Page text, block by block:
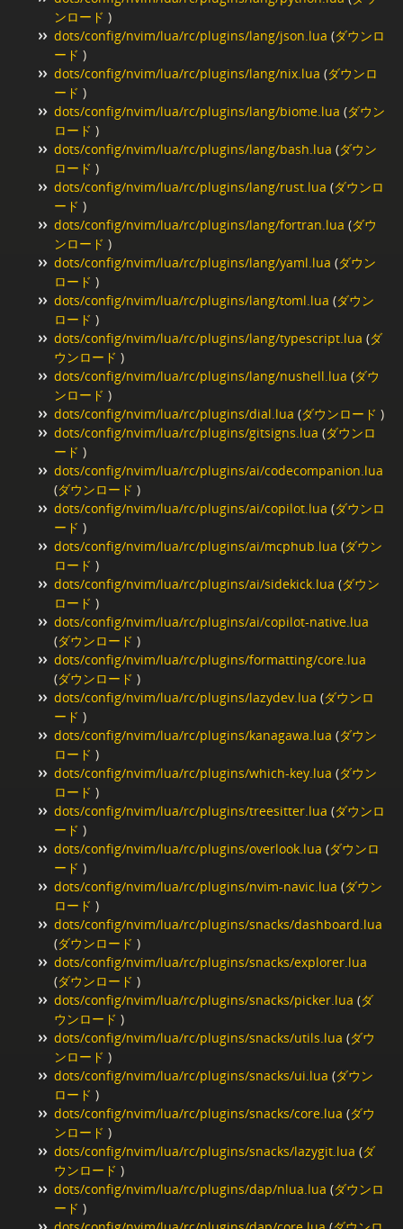
ンロード )
dots/config/nvim/lua/rc/plugins/lang/json.lua (ダウンロ
ード )
dots/config/nvim/lua/rc/plugins/lang/nix.lua (ダウンロ
ード )
dots/config/nvim/lua/rc/plugins/lang/biome.lua (ダウン
ロード )
dots/config/nvim/lua/rc/plugins/lang/bash.lua (ダウン
ロード )
dots/config/nvim/lua/rc/plugins/lang/rust.lua (ダウンロ
ード )
dots/config/nvim/lua/rc/plugins/lang/fortran.lua (ダウ
ンロード )
dots/config/nvim/lua/rc/plugins/lang/yaml.lua (ダウン
ロード )
dots/config/nvim/lua/rc/plugins/lang/toml.lua (ダウン
ロード )
dots/config/nvim/lua/rc/plugins/lang/typescript.lua (ダ
ウンロード )
dots/config/nvim/lua/rc/plugins/lang/nushell.lua (ダウ
ンロード )
dots/config/nvim/lua/rc/plugins/dial.lua (ダウンロード )
dots/config/nvim/lua/rc/plugins/gitsigns.lua (ダウンロ
ード )
dots/config/nvim/lua/rc/plugins/ai/codecompanion.lua
(ダウンロード )
dots/config/nvim/lua/rc/plugins/ai/copilot.lua (ダウンロ
ード )
dots/config/nvim/lua/rc/plugins/ai/mcphub.lua (ダウン
ロード )
dots/config/nvim/lua/rc/plugins/ai/sidekick.lua (ダウン
ロード )
dots/config/nvim/lua/rc/plugins/ai/copilot-native.lua
(ダウンロード )
dots/config/nvim/lua/rc/plugins/formatting/core.lua
(ダウンロード )
dots/config/nvim/lua/rc/plugins/lazydev.lua (ダウンロ
ード )
dots/config/nvim/lua/rc/plugins/kanagawa.lua (ダウン
ロード )
dots/config/nvim/lua/rc/plugins/which-key.lua (ダウン
ロード )
dots/config/nvim/lua/rc/plugins/treesitter.lua (ダウンロ
ード )
dots/config/nvim/lua/rc/plugins/overlook.lua (ダウンロ
ード )
dots/config/nvim/lua/rc/plugins/nvim-navic.lua (ダウン
ロード )
dots/config/nvim/lua/rc/plugins/snacks/dashboard.lua
(ダウンロード )
dots/config/nvim/lua/rc/plugins/snacks/explorer.lua
(ダウンロード )
dots/config/nvim/lua/rc/plugins/snacks/picker.lua (ダ
ウンロード )
dots/config/nvim/lua/rc/plugins/snacks/utils.lua (ダウ
ンロード )
dots/config/nvim/lua/rc/plugins/snacks/ui.lua (ダウン
ロード )
dots/config/nvim/lua/rc/plugins/snacks/core.lua (ダウ
ンロード )
dots/config/nvim/lua/rc/plugins/snacks/lazygit.lua (ダ
ウンロード )
dots/config/nvim/lua/rc/plugins/dap/nlua.lua (ダウンロ
ード )